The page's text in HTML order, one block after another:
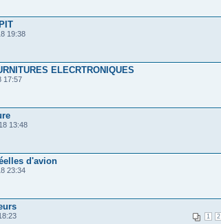
19:38
ELECRTRONIQUES
17:57
13:48
d'avion
23:34
1 2